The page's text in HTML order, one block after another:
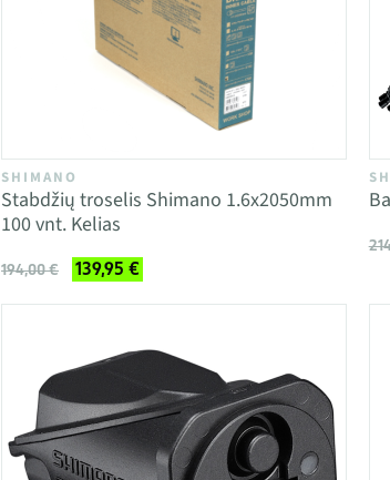
SHIMANO
Stabdžių troselis Shimano 1.6x2050mm
100 vnt. Kelias
194,00 € 139,95 €